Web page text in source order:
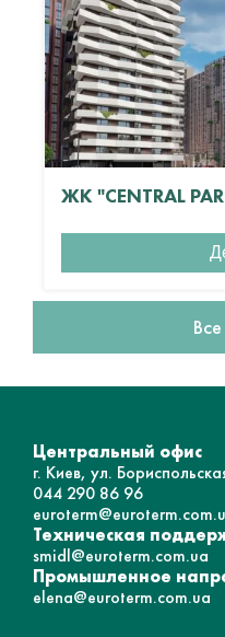
ЖК "CENTRAL
Центральный офис
г. Киев, ул.
044 290 86 96
Техническая
smidl@euroterm.com.ua
Промышленное
elena@euroterm.com.ua